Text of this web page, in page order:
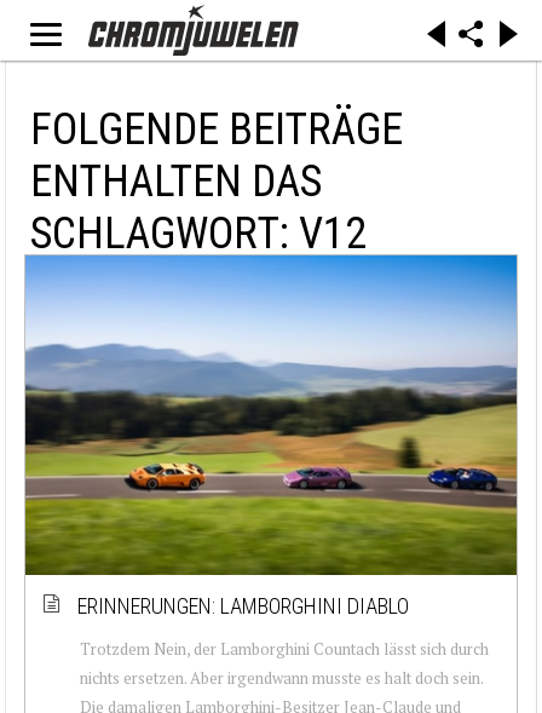
FOLGENDE BEITRÄGE
ENTHALTEN DAS
SCHLAGWORT: V12
ERINNERUNGEN: LAMBORGHINI DIABLO
Trotzdem Nein, der Lamborghini Countach lässt sich durch
nichts ersetzen. Aber irgendwann musste es halt doch sein.
Die damaligen Lamborghini-Besitzer Jean-Claude und